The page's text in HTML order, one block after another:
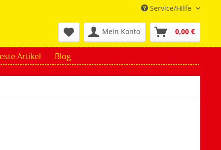
Service/Hilfe
Mein Konto 0,00 €
Artikel Blog